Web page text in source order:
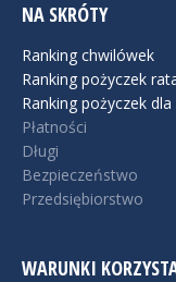
NA SKRÓTY
Ranking chwilówek
Ranking pożyczek
Ranking pożyczek
Płatności
Długi
Bezpieczeństwo
Przedsiębiorstwo
WARUNKI